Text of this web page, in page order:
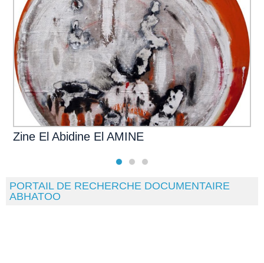
Zine El Abidine El AMINE
PORTAIL DE RECHERCHE DOCUMENTAIRE
ABHATOO